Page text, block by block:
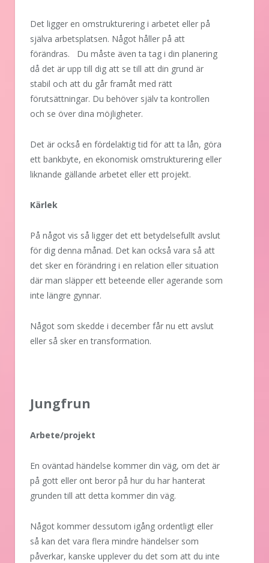
Det ligger en omstrukturering i arbetet eller på
själva arbetsplatsen. Något håller på att
förändras. Du måste även ta tag i din planering
då det är upp till dig att se till att din grund är
stabil och att du går framåt med rätt
förutsättningar. Du behöver själv ta kontrollen
och se över dina möjligheter.
Det är också en fördelaktig tid för att ta lån, göra
ett bankbyte, en ekonomisk omstrukturering eller
liknande gällande arbetet eller ett projekt.
Kärlek
På något vis så ligger det ett betydelsefullt avslut
för dig denna månad. Det kan också vara så att
det sker en förändring i en relation eller situation
där man släpper ett beteende eller agerande som
inte längre gynnar.
Något som skedde i december får nu ett avslut
eller så sker en transformation.
Jungfrun
Arbete/projekt
En oväntad händelse kommer din väg, om det är
på gott eller ont beror på hur du har hanterat
grunden till att detta kommer din väg.
Något kommer dessutom igång ordentligt eller
så kan det vara flera mindre händelser som
påverkar, kanske upplever du det som att du inte